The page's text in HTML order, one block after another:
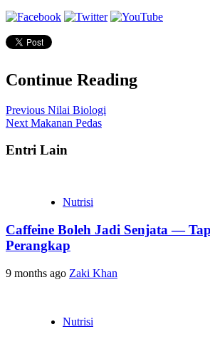
Continue Reading
Previous Nilai Biologi
Next Makanan Pedas
Entri Lain
Nutrisi
Caffeine Boleh Jadi Senjata —
Perangkap
9 months ago Zaki Khan
Nutrisi